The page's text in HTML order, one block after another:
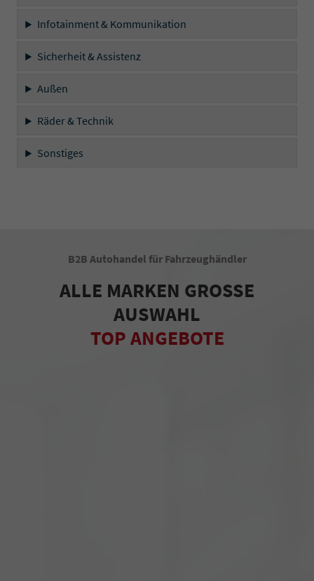
Infotainment & Kommunikation
Sicherheit & Assistenz
Außen
Räder & Technik
Sonstiges
B2B Autohandel für Fahrzeughändler
ALLE MARKEN GROSSE
AUSWAHL
TOP ANGEBOTE